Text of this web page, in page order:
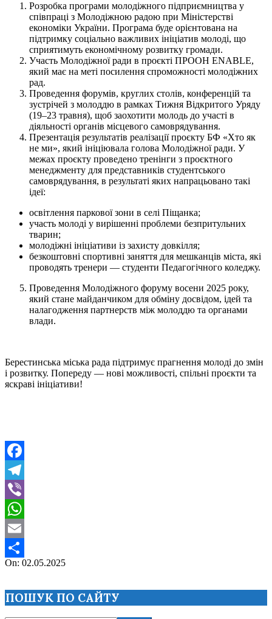
Розробка програми молодіжного підприємництва у
співпраці з Молодіжною радою при Міністерстві
економіки України. Програма буде орієнтована на
підтримку соціально важливих ініціатив молоді, що
сприятимуть економічному розвитку громади.
Участь Молодіжної ради в проєкті ПРООН ENABLE,
який має на меті посилення спроможності молодіжних
рад.
Проведення форумів, круглих столів, конференцій та
зустрічей з молоддю в рамках Тижня Відкритого Уряду
(19–23 травня), щоб заохотити молодь до участі в
діяльності органів місцевого самоврядування.
Презентація результатів реалізації проєкту БФ «Хто як
не ми», який ініціювала голова Молодіжної ради. У
межах проєкту проведено тренінги з проєктного
менеджменту для представників студентського
самоврядування, в результаті яких напрацьовано такі
ідеї:
освітлення паркової зони в селі Піщанка;
участь молоді у вирішенні проблеми безпритульних
тварин;
молодіжні ініціативи із захисту довкілля;
безкоштовні спортивні заняття для мешканців міста, які
проводять тренери — студенти Педагогічного коледжу.
Проведення Молодіжного форуму восени 2025 року,
який стане майданчиком для обміну досвідом, ідей та
налагодження партнерств між молоддю та органами
влади.
Берестинська міська рада підтримує прагнення молоді до змін
і розвитку. Попереду — нові можливості, спільні проєкти та
яскраві ініціативи!
Facebook
Telegram
Viber
WhatsApp
Email
Поділитися
2025-
On: 02.05.2025
ПОШУК ПО САЙТУ